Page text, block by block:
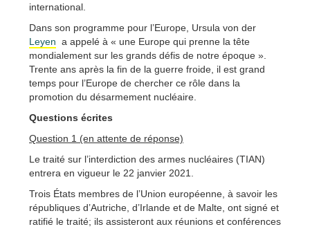
international.
Dans son programme pour l’Europe, Ursula von der
Leyen a appelé à « une Europe qui prenne la tête
mondialement sur les grands défis de notre époque ».
Trente ans après la fin de la guerre froide, il est grand
temps pour l’Europe de chercher ce rôle dans la
promotion du désarmement nucléaire.
Questions écrites
Question 1 (en attente de réponse)
Le traité sur l’interdiction des armes nucléaires (TIAN)
entrera en vigueur le 22 janvier 2021.
Trois États membres de l’Union européenne, à savoir les
républiques d’Autriche, d’Irlande et de Malte, ont signé et
ratifié le traité; ils assisteront aux réunions et conférences